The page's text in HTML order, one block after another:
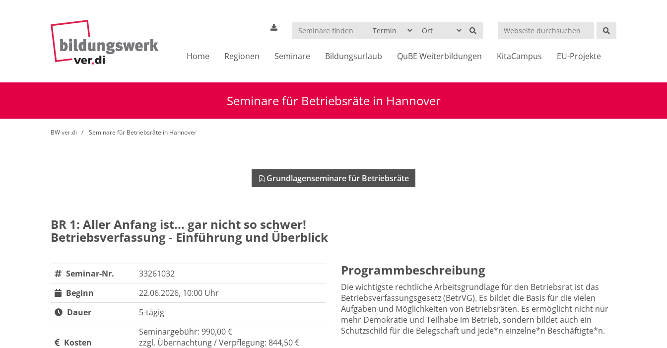
Suchen
Home Regionen Seminare Bildungsurlaub QuBE Weiterbildungen KitaCampus EU-Projekte
Seminare für Betriebsräte in Hannover
BW ver.di Seminare für Betriebsräte in Hannover
Grundlagenseminare für Betriebsräte
BR 1: Aller Anfang ist... gar nicht so schwer!
Betriebsverfassung - Einführung und Überblick
Seminar-Nr.
33261032
Beginn
22.06.2026, 10:00 Uhr
Dauer
5-tägig
Kosten
Seminargebühr: 990,00 €
zzgl. Übernachtung / Verpflegung: 844,50 €
Programmbeschreibung
Die wichtigste rechtliche Arbeitsgrundlage für den Betriebsrat ist das
Betriebsverfassungsgesetz (BetrVG). Es bildet die Basis für die vielen
Aufgaben und Möglichkeiten von Betriebsräten. Es ermöglicht nicht nur
mehr Demokratie und Teilhabe im Betrieb, sondern bildet auch ein
Schutzschild für die Belegschaft und jede*n einzelne*n Beschäftigte*n.